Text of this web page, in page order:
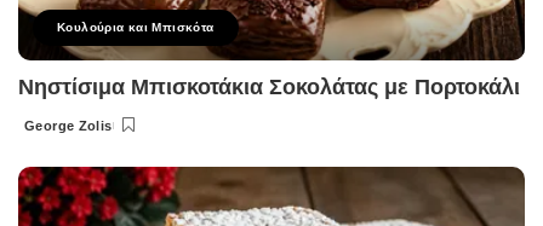
Κουλούρια και Μπισκότα
Νηστίσιμα Μπισκοτάκια Σοκολάτας με Πορτοκάλι
Posted
George Zolis